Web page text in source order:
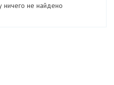
не найдено